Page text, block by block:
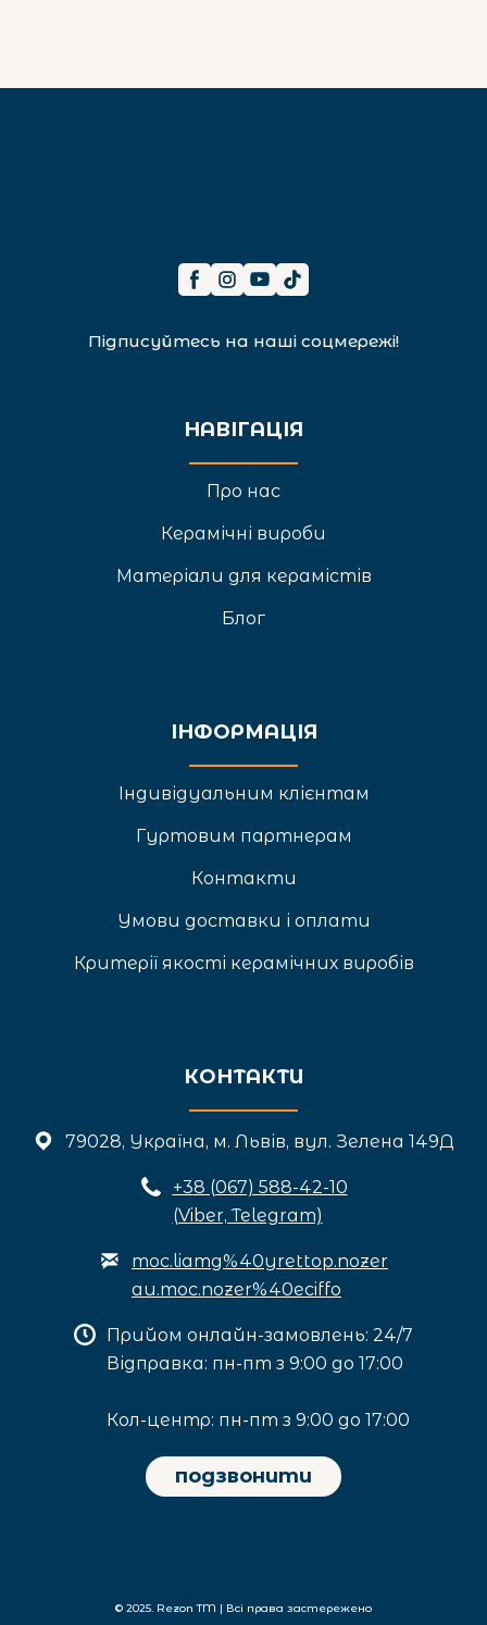
Підписуйтесь на наші соцмережі!
НАВІГАЦІЯ
Про нас
Керамічні вироби
Матеріали для керамістів
Блог
ІНФОРМАЦІЯ
Індивідуальним клієнтам
Гуртовим партнерам
Контакти
Умови доставки і оплати
Критерії якості керамічних виробів
КОНТАКТИ
79028, Україна, м. Львів, вул. Зелена 149Д
+38 (067) 588-42-10
(Viber, Telegram)
moc.liamg%40yrettop.nozer
au.moc.nozer%40eciffo
Прийом онлайн-замовлень: 24/7
Відправка: пн-пт з 9:00 до 17:00
Кол-центр: пн-пт з 9:00 до 17:00
подзвонити
© 2025. Rezon TM | Всі права застережено